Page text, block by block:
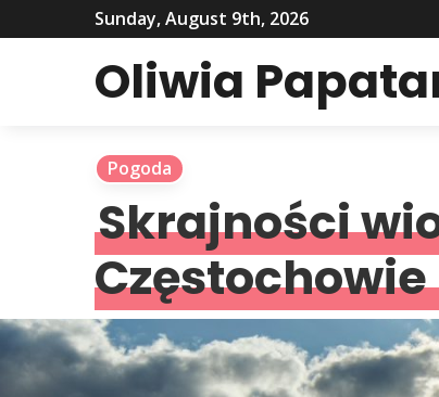
Sunday, August 9th, 2026
Oliwia
Pogoda
Skrajności